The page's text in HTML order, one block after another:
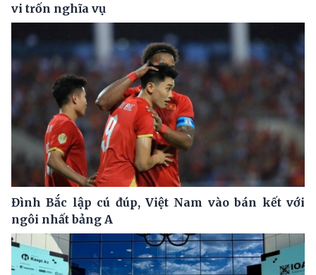
vi trốn nghĩa vụ
Đình Bắc lập cú đúp, Việt Nam vào bán kết với
ngôi nhất bảng A